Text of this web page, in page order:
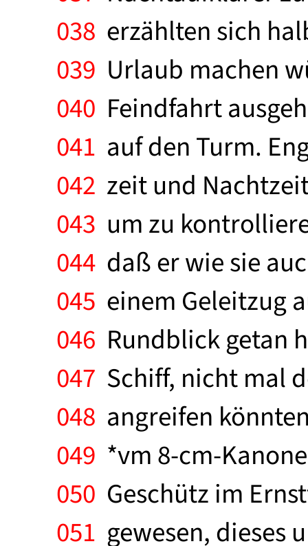
038 erzählten sich
039 Urlaub machen
040 Feindfahrt
041 auf den Turm.
042 zeit und
043 um zu
044 daß er wie sie
045 einem Geleitzug
046 Rundblick getan
047 Schiff, nicht mal
048 angreifen
049 *vm 8-cm-
050 Geschütz im
051 gewesen, dieses